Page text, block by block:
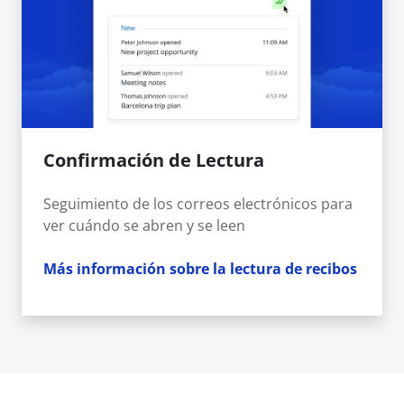
Confirmación de Lectura
Seguimiento de los correos electrónicos para
ver cuándo se abren y se leen
Más información sobre la lectura de recibos